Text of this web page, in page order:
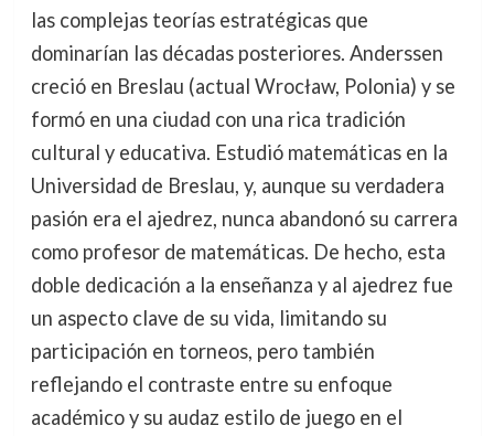
las complejas teorías estratégicas que
dominarían las décadas posteriores. Anderssen
creció en Breslau (actual Wrocław, Polonia) y se
formó en una ciudad con una rica tradición
cultural y educativa. Estudió matemáticas en la
Universidad de Breslau, y, aunque su verdadera
pasión era el ajedrez, nunca abandonó su carrera
como profesor de matemáticas. De hecho, esta
doble dedicación a la enseñanza y al ajedrez fue
un aspecto clave de su vida, limitando su
participación en torneos, pero también
reflejando el contraste entre su enfoque
académico y su audaz estilo de juego en el